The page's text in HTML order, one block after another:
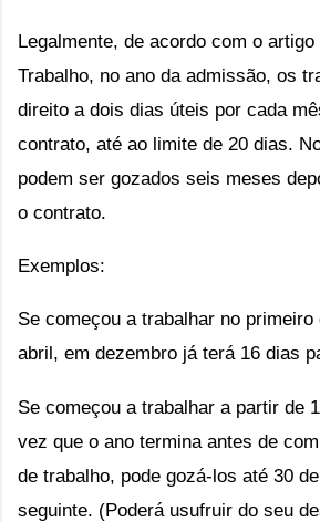
Legalmente, de acordo com o artigo
Trabalho, no ano da admissão, os
direito a dois dias úteis por cada
contrato, até ao limite de 20 dias.
podem ser gozados seis meses
o contrato.
Exemplos:
Se começou a trabalhar no primeiro
abril, em dezembro já terá 16 dias
Se começou a trabalhar a partir de
vez que o ano termina antes de
de trabalho, pode gozá-los até 30
seguinte. (Poderá usufruir do seu